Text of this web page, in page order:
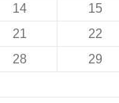
14 15
21 22
28 29